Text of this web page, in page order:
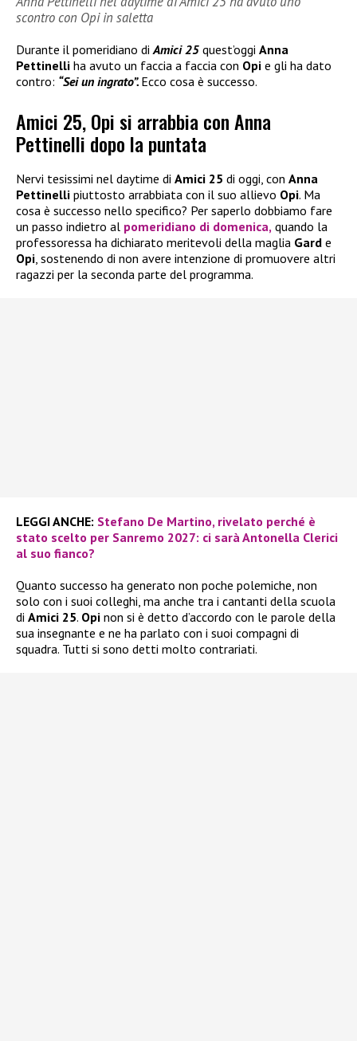
scontro con Opi in saletta
Durante il pomeridiano diAmici 25 quest’oggi Anna
Pettinelli ha avuto un faccia a faccia con Opi e gli ha dato
contro: “Sei un ingrato”. Ecco cosa è successo.
Amici 25, Opi si arrabbia con Anna
Pettinelli dopo la puntata
Nervi tesissimi nel daytime di Amici 25 di oggi, con Anna
Pettinelli piuttosto arrabbiata con il suo allievo Opi. Ma
cosa è successo nello specifico? Per saperlo dobbiamo fare
un passo indietro al pomeridiano di domenica, quando la
professoressa ha dichiarato meritevoli della maglia Gard e
Opi, sostenendo di non avere intenzione di promuovere altri
ragazzi per la seconda parte del programma.
LEGGI ANCHE: Stefano De Martino, rivelato perché è
stato scelto per Sanremo 2027: ci sarà Antonella Clerici
al suo fianco?
Quanto successo ha generato non poche polemiche, non
solo con i suoi colleghi, ma anche tra i cantanti della scuola
di Amici 25. Opi non si è detto d’accordo con le parole della
sua insegnante e ne ha parlato con i suoi compagni di
squadra. Tutti si sono detti molto contrariati.